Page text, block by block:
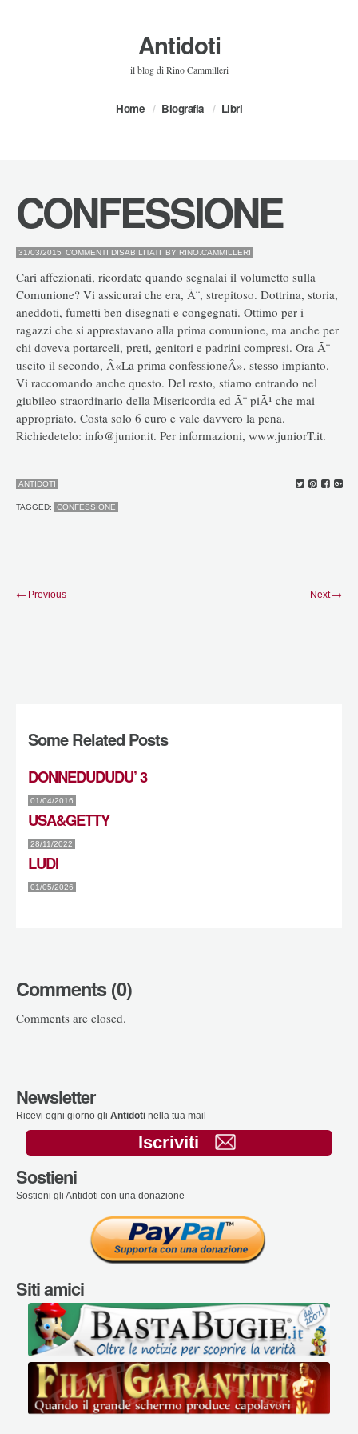
Antidoti
il blog di Rino Cammilleri
Home Biografia Libri
CONFESSIONE
31/03/2015 COMMENTI DISABILITATI SU
BY RINO.CAMMILLERI
Cari affezionati, ricordate quando segnalai il volumetto sulla
Comunione? Vi assicurai che era, Ã¨, strepitoso. Dottrina, storia,
aneddoti, fumetti ben disegnati e congegnati. Ottimo per i
ragazzi che si apprestavano alla prima comunione, ma anche per
chi doveva portarceli, preti, genitori e padrini compresi. Ora Ã¨
uscito il secondo, Â«La prima confessioneÂ», stesso impianto.
Vi raccomando anche questo. Del resto, stiamo entrando nel
giubileo straordinario della Misericordia ed Ã¨ piÃ¹ che mai
appropriato. Costa solo 6 euro e vale davvero la pena.
Richiedetelo: info@junior.it. Per informazioni, www.juniorT.it.
ANTIDOTI
TAGGED: CONFESSIONE
Previous Next
Some Related Posts
DONNEDUDUDU’ 3
01/04/2016
USA&GETTY
28/11/2022
LUDI
01/05/2026
Comments (0)
Comments are closed.
Newsletter
Ricevi ogni giorno gli Antidoti nella tua mail
Iscriviti
Sostieni
Sostieni gli Antidoti con una donazione
Siti amici